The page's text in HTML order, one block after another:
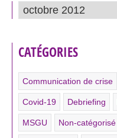
ARCHIVES
CATÉGORIES
Communication de crise
Covid-19 Debriefing
MSGU Non-catégorisé